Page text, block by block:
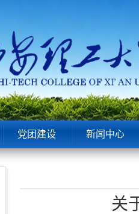
党团建设 新闻中心
关